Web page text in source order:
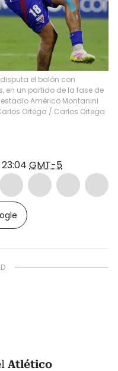
el balón con
en un partido de la fase de
Américo Montanini
Ortega / Carlos Ortega
GMT-5
Atlético